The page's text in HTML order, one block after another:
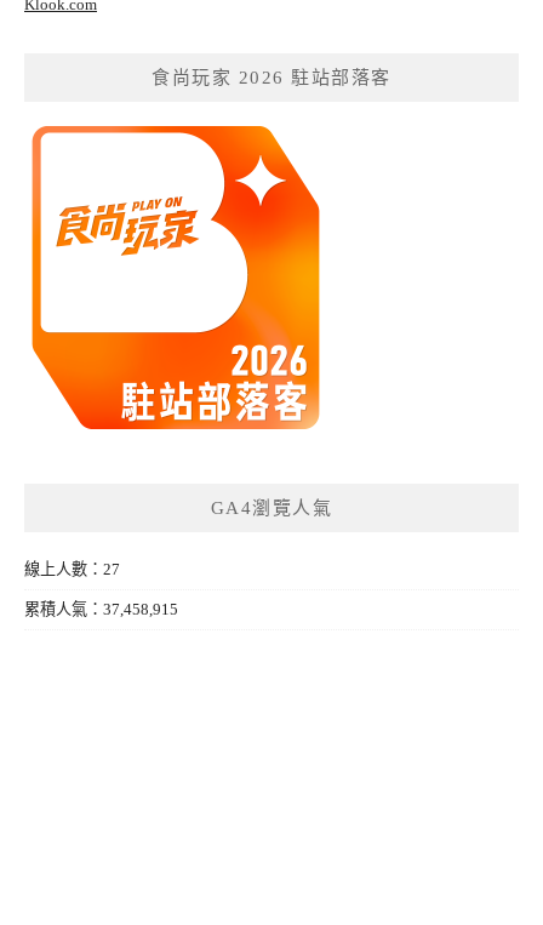
Klook.com
食尚玩家 2026 駐站部落客
GA4瀏覽人氣
線上人數：27
累積人氣：37,458,915